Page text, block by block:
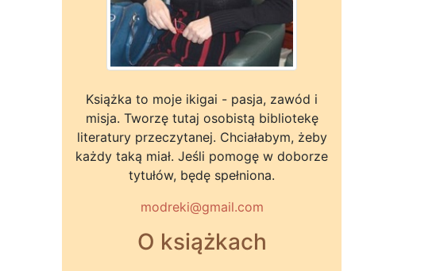
Książka to moje ikigai - pasja, zawód i
misja. Tworzę tutaj osobistą bibliotekę
literatury przeczytanej. Chciałabym, żeby
każdy taką miał. Jeśli pomogę w doborze
tytułów, będę spełniona.
modreki@gmail.com
O książkach